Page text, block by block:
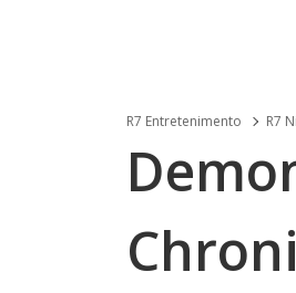
R7 Entretenimento R7